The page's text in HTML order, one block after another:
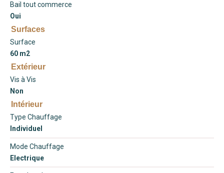
Bail tout commerce
Oui
Surfaces
Surface
60 m2
Extérieur
Vis à Vis
Non
Intérieur
Type Chauffage
Individuel
Mode Chauffage
Electrique